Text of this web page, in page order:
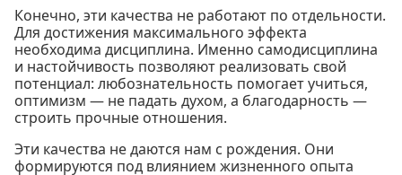
Конечно, эти качества не работают по отдельности.
Для достижения максимального эффекта
необходима дисциплина. Именно самодисциплина
и настойчивость позволяют реализовать свой
потенциал: любознательность помогает учиться,
оптимизм — не падать духом, а благодарность —
строить прочные отношения.
Эти качества не даются нам с рождения. Они
формируются под влиянием жизненного опыта